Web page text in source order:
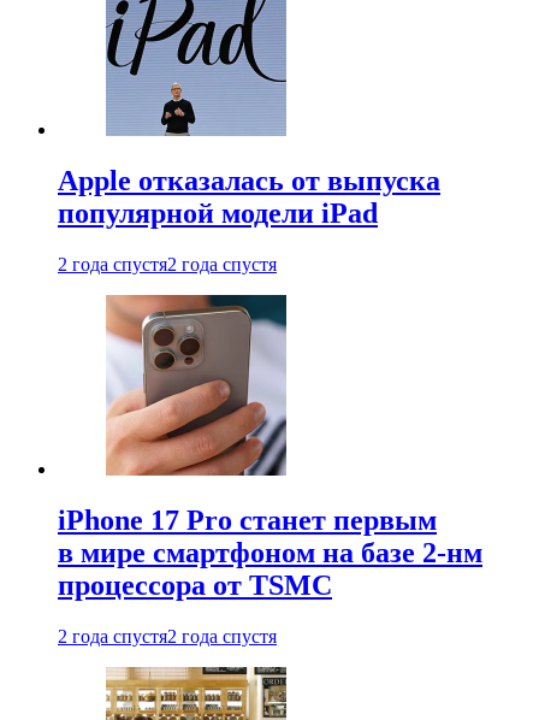
Apple отказалась от выпуска
популярной модели iPad
2 года спустя2 года спустя
iPhone 17 Pro станет первым
в мире смартфоном на базе 2-нм
процессора от TSMC
2 года спустя2 года спустя